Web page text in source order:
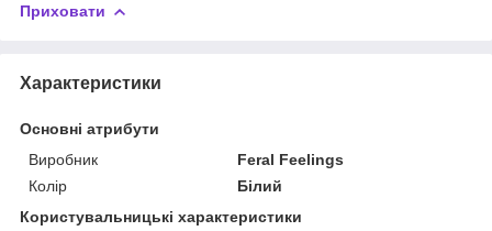
Приховати
Характеристики
Основні атрибути
Виробник
Feral Feelings
Колір
Білий
Користувальницькі характеристики